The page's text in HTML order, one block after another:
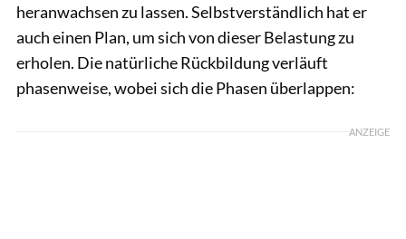
heranwachsen zu lassen. Selbstverständlich hat er
auch einen Plan, um sich von dieser Belastung zu
erholen. Die natürliche Rückbildung verläuft
phasenweise, wobei sich die Phasen überlappen:
ANZEIGE